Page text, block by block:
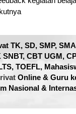
TK, SD, SMP,
CBT UGM,
TOEFL,
Online & Guru
Nasional &